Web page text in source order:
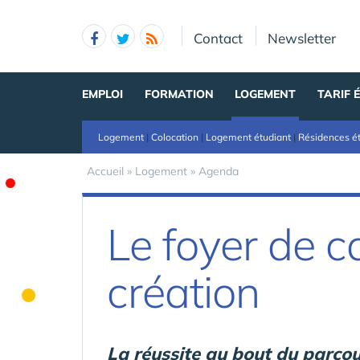
Contact Newsletter
EMPLOI FORMATION LOGEMENT TARIF
Logement | Colocation | Logement étudiant | Résidences
Accueil » Logement » Agenda
Le foyer de
création
La réussite au bout du